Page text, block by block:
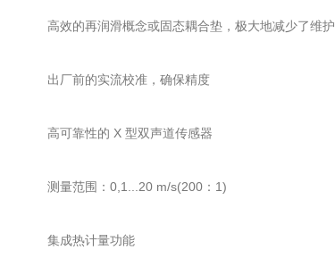
高效的再润滑概念或固态耦合垫，极大地减少了维护
出厂前的实流校准，确保精度
高可靠性的 X 型双声道传感器
测量范围：0,1...20 m/s(200：1)
集成热计量功能